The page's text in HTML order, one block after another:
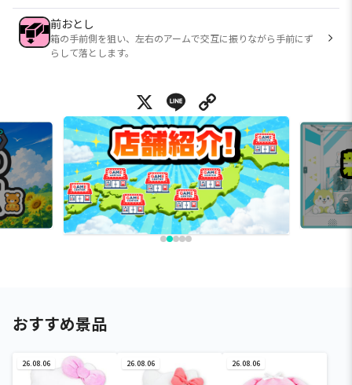
前おとし
箱の手前側を狙い、左右のアームで交互に振りながら手前にず
らして落とします。
X Line
おすすめ景品
26.08.06 26.08.06 26.08.06